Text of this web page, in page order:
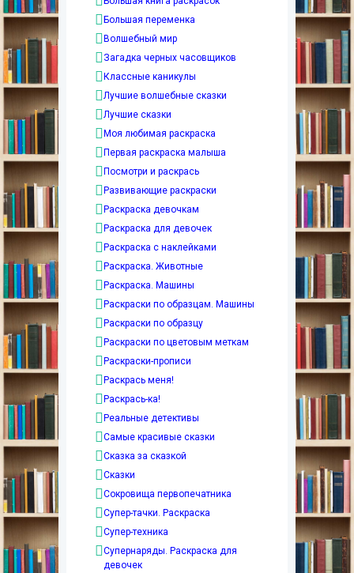
Большая переменка
Волшебный мир
Загадка черных часовщиков
Классные каникулы
Лучшие волшебные сказки
Лучшие сказки
Моя любимая раскраска
Первая раскраска малыша
Посмотри и раскрась
Развивающие раскраски
Раскраска девочкам
Раскраска для девочек
Раскраска с наклейками
Раскраска. Животные
Раскраска. Машины
Раскраски по образцам. Машины
Раскраски по образцу
Раскраски по цветовым меткам
Раскраски-прописи
Раскрась меня!
Раскрась-ка!
Реальные детективы
Самые красивые сказки
Сказка за сказкой
Сказки
Сокровища первопечатника
Супер-тачки. Раскраска
Супер-техника
Супернаряды. Раскраска для
девочек